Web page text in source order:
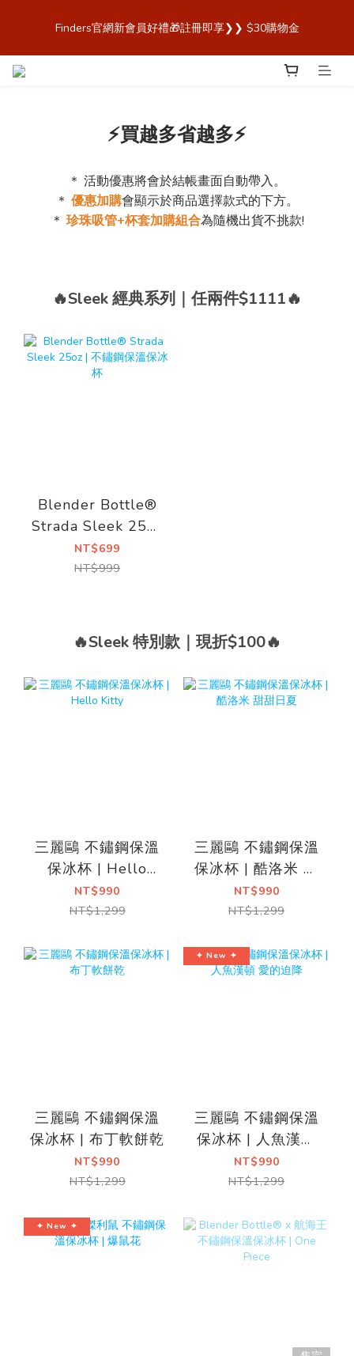
商城，購買最安心！】
Finders官網新會員好禮🎁註冊即享❯❯ $30購物金
歡迎來到 Finders🎉【Blender Bottle x Owala 台灣官方代理直營
⚡買越多省越多⚡
＊ 活動優惠將會於結帳畫面自動帶入。
＊ 優惠加購會顯示於商品選擇款式的下方。
＊ 珍珠吸管+杯套加購組合為隨機出貨不挑款!
🔥Sleek 經典系列｜任兩件$1111🔥
Blender Bottle®
Strada Sleek 25oz
| 不鏽鋼保溫保冰杯
NT$699
NT$999
🔥Sleek 特別款｜現折$100🔥
三麗鷗 不鏽鋼保溫
保冰杯 | Hello
Kitty
NT$990
NT$1,299
三麗鷗 不鏽鋼保溫
保冰杯 | 酷洛米 甜
甜日夏
NT$990
NT$1,299
三麗鷗 不鏽鋼保溫
保冰杯 | 布丁軟餅乾
NT$990
NT$1,299
✦ New ✦
三麗鷗 不鏽鋼保溫
保冰杯 | 人魚漢頓
愛的迫降
NT$990
NT$1,299
✦ New ✦